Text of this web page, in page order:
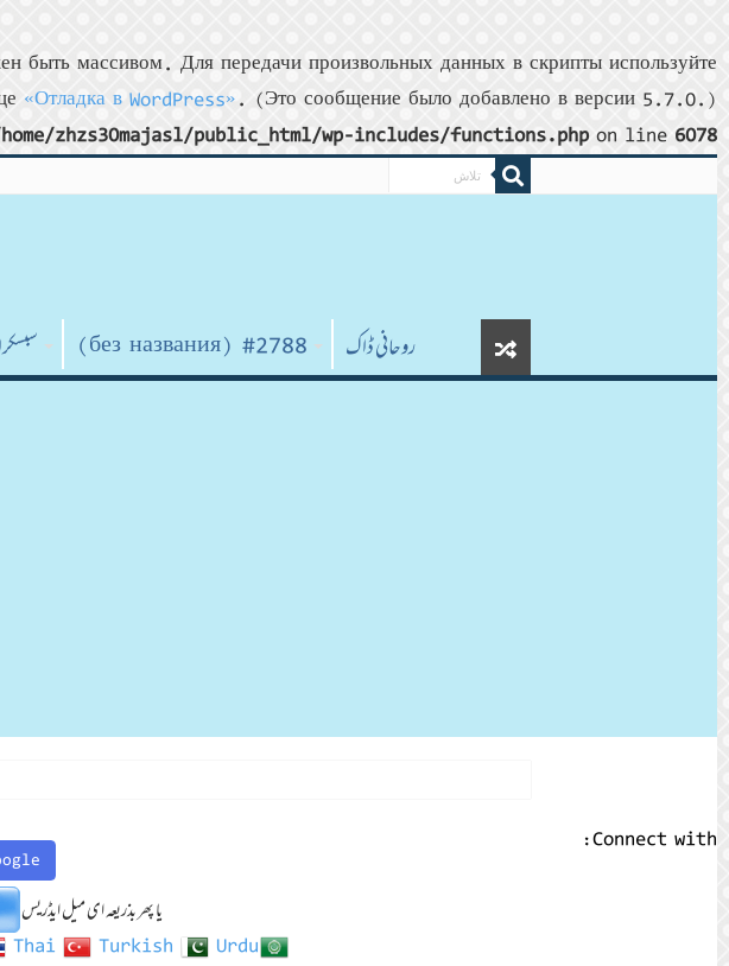
массивом. Для передачи произвольных данных в скрипты используйте
«Отладка в WordPress». (Это сообщение было добавлено в версии 5.7.0.)
zhzs30majasl/public_html/wp-includes/functions.phpon line 6078
#2788 (без названия) روحانی ڈاک
Connect with:
یا پھر بذریعہ ای میل ایڈریس
Thai Turkish Urdu